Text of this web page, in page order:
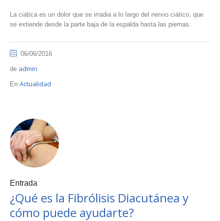
La ciática es un dolor que se irradia a lo largo del nervio ciático, que
se extiende desde la parte baja de la espalda hasta las piernas.
06/06/2016
de admin
En Actualidad
Entrada
¿Qué es la Fibrólisis Diacutánea y
cómo puede ayudarte?